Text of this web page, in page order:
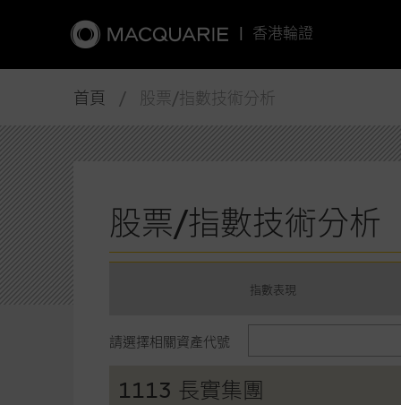
| 香港輪證
首頁 / 股票/指數技術分析
股票/指數技術分析
指數表現
請選擇相關資產代號
1113 長實集團